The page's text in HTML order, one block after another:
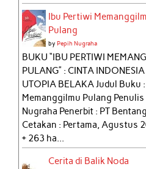
Ibu Pertiwi
Pulang
byPepih Nugraha
BUKU “IBU PERTIWI
PULANG” : CINTA
UTOPIA BELAKA Judul Buku
Memanggilmu Pulang Penulis
Nugraha Penerbit : PT
Cetakan : Pertama, Agustus
+ 263 ha...
Cerita di Balik Noda